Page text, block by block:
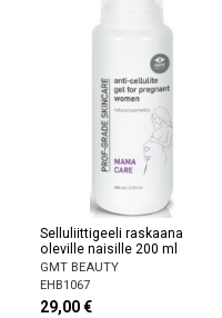
Selluliittigeeli raskaana
oleville naisille 200 ml
GMT BEAUTY
EHB1067
29,00 €